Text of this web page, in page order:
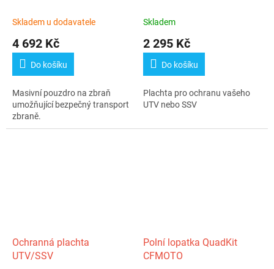
Skladem u dodavatele
4 692 Kč
Do košíku
Masivní pouzdro na zbraň
umožňující bezpečný transport
zbraně.
Skladem
2 295 Kč
Do košíku
Plachta pro ochranu vašeho
UTV nebo SSV
Ochranná plachta
UTV/SSV
Polní lopatka QuadKit
CFMOTO